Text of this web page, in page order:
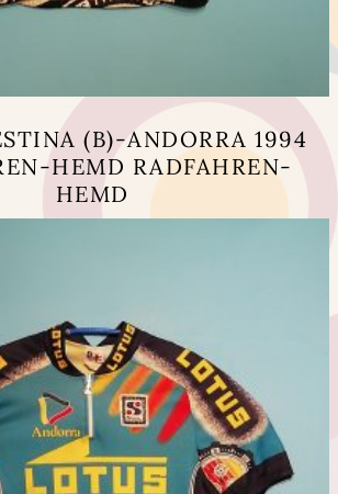
(B)-ANDORRA 1994
HEMD RADFAHREN-
HEMD
auf.
Die
Optionen
können
auf
der
Produktseite
gewählt
werden